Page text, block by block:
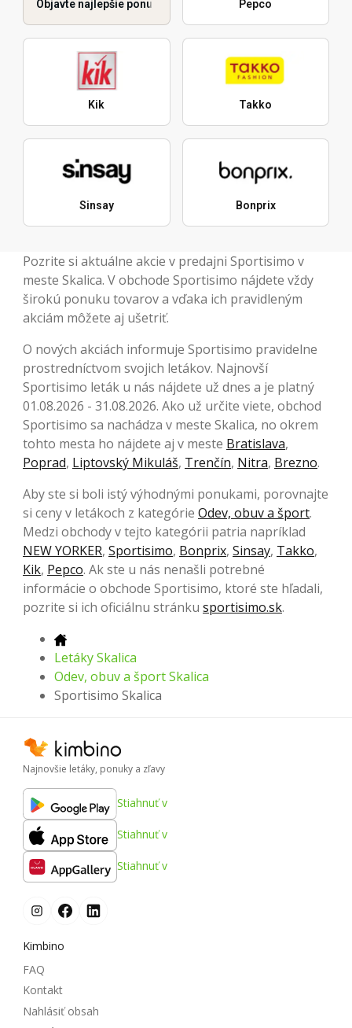
Objavte najlepšie ponuky Pepco
Kik Takko
Sinsay Bonprix
Pozrite si aktuálne akcie v predajni Sportisimo v
meste Skalica. V obchode Sportisimo nájdete vždy
širokú ponuku tovarov a vďaka ich pravidleným
akciám môžete aj ušetriť.
O nových akciách informuje Sportisimo pravidelne
prostredníctvom svojich letákov. Najnovší
Sportisimo leták u nás nájdete už dnes a je platný
01.08.2026 - 31.08.2026. Ako už určite viete, obchod
Sportisimo sa nachádza v meste Skalica, no okrem
tohto mesta ho nájdete aj v meste Bratislava,
Poprad, Liptovský Mikuláš, Trenčín, Nitra, Brezno.
Aby ste si boli istý výhodnými ponukami, porovnajte
si ceny v letákoch z kategórie Odev, obuv a šport.
Medzi obchody v tejto kategórii patria napríklad
NEW YORKER, Sportisimo, Bonprix, Sinsay, Takko,
Kik, Pepco. Ak ste u nás nenašli potrebné
informácie o obchode Sportisimo, ktoré ste hľadali,
pozrite si ich oficiálnu stránku sportisimo.sk.
Letáky Skalica
Odev, obuv a šport Skalica
Sportisimo Skalica
Najnovšie letáky, ponuky a zľavy
Stiahnuť v
Stiahnuť v
Stiahnuť v
Kimbino
FAQ
Kontakt
Nahlásiť obsah